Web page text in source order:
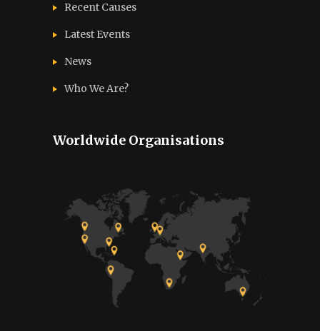
Recent Causes
Latest Events
News
Who We Are?
Worldwide Organisations